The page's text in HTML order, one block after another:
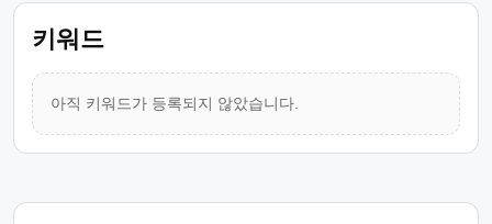
키워드
아직 키워드가 등록되지 않았습니다.